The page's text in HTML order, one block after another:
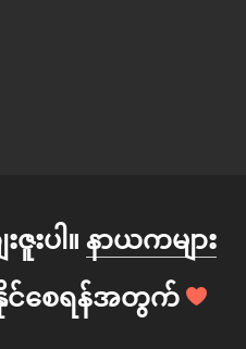
းပါ။ နာယကများ
နိုင်စေရန်အတွက်